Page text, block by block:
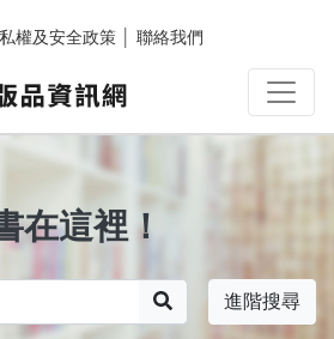
權及安全政策 聯絡我們
在這裡！
進階搜尋